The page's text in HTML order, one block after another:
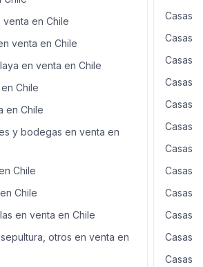
de las zonas más demandadas
de venta: UF 6.500 Una propiedad
perfecta para quienes buscan
su hogar en un barrio consolidado.
más información o agenda tu visita
Ortiz Propiedades Encontramos el
en Chile
venta en Chile
en venta en Chile
Chile
en Chile
y bodegas en venta en
Chile
Chile
en venta en Chile
otros en venta en
Casas
Casas
Casas
Casas
Casas
Casas
Casas
Casas
Casas
Casas
Casas
Casas